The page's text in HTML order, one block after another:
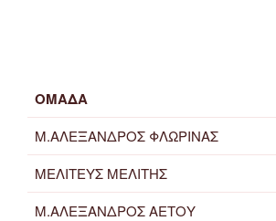
ΟΜΑΔΑ
Μ.ΑΛΕΞΑΝΔΡΟΣ ΦΛΩΡΙΝΑΣ
ΜΕΛΙΤΕΥΣ ΜΕΛΙΤΗΣ
Μ.ΑΛΕΞΑΝΔΡΟΣ ΑΕΤΟΥ